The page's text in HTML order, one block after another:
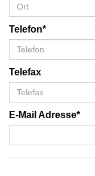
Telefon*
Telefax
E-Mail Adresse*